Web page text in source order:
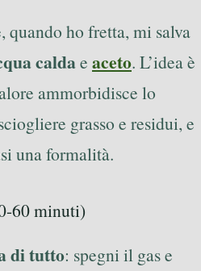
quando ho fretta, mi salva
caldae aceto. L’idea è
ammorbidisce lo
grasso e residui, e
una formalità.
60 minuti)
di tutto: spegni il gas e